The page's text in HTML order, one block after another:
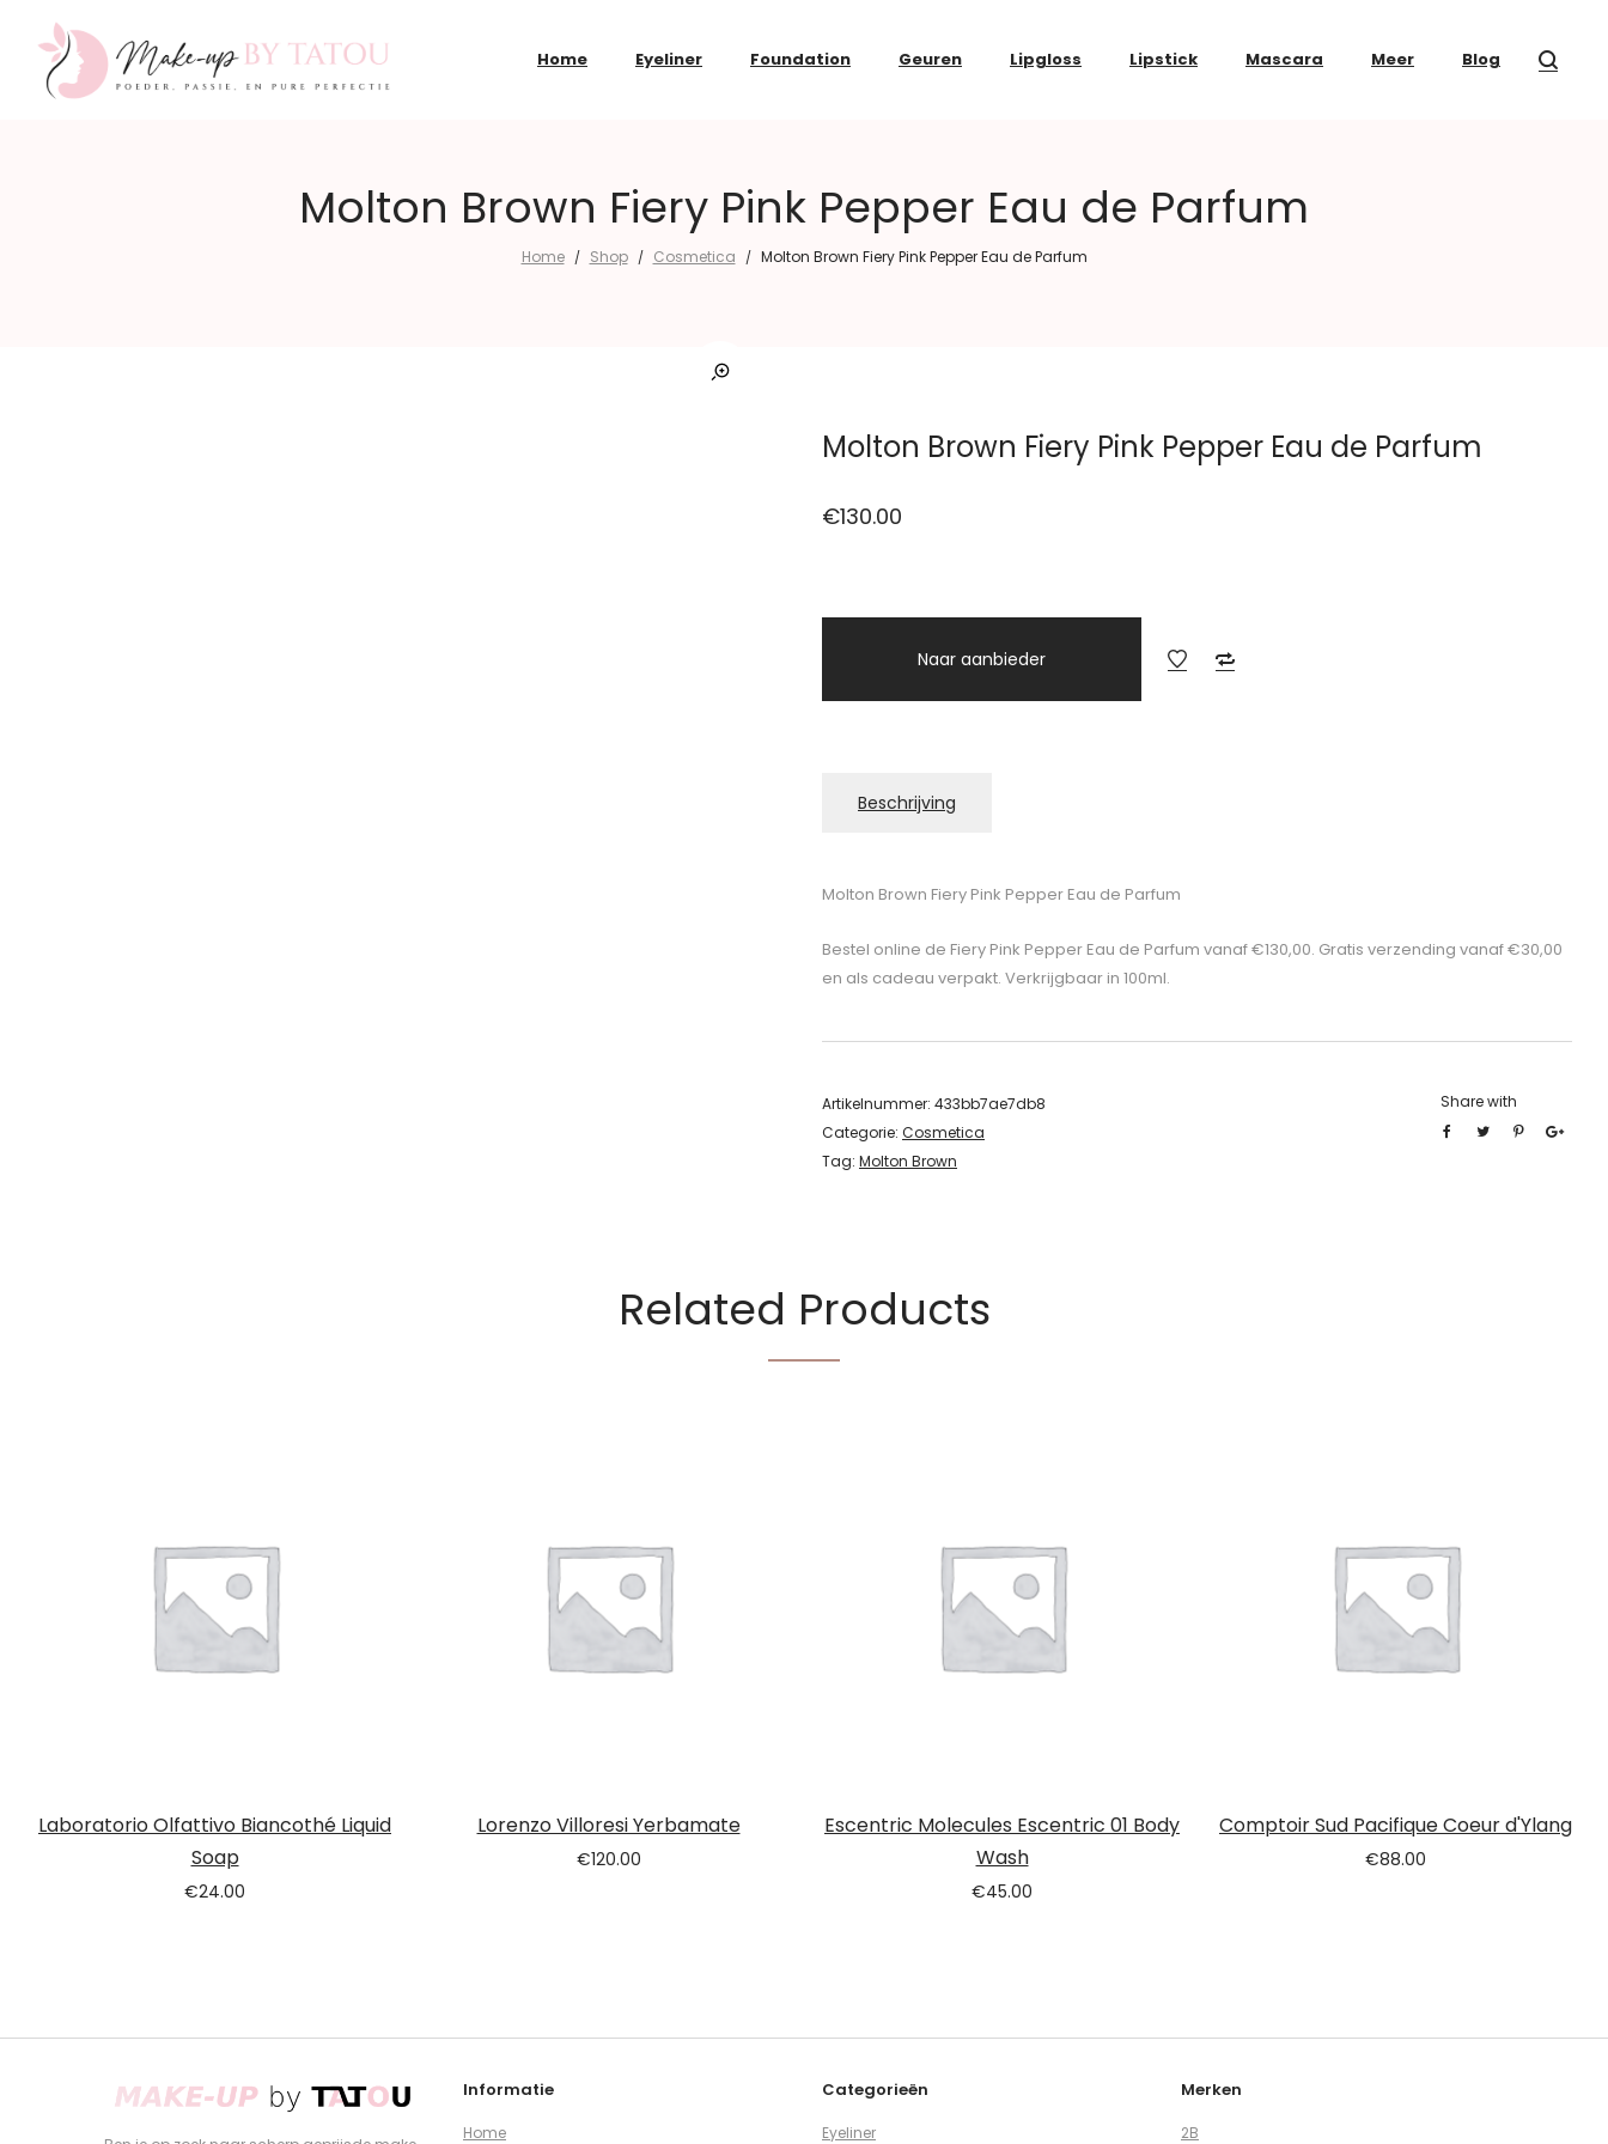
Home Eyeliner Foundation Geuren Lipgloss Lipstick Mascara Meer Blog
Molton Brown Fiery Pink Pepper Eau de Parfum
Home / Shop / Cosmetica / Molton Brown Fiery Pink Pepper Eau de Parfum
Molton Brown Fiery Pink Pepper Eau de Parfum
€130.00
Naar aanbieder
Beschrijving
Molton Brown Fiery Pink Pepper Eau de Parfum
Bestel online de Fiery Pink Pepper Eau de Parfum vanaf €130,00. Gratis verzending vanaf €30,00
en als cadeau verpakt. Verkrijgbaar in 100ml.
Artikelnummer: 433bb7ae7db8
Categorie: Cosmetica
Tag: Molton Brown
Share with
Related Products
Laboratorio Olfattivo Biancothé Liquid
Soap
€24.00
Lorenzo Villoresi Yerbamate
€120.00
Escentric Molecules Escentric 01 Body
Wash
€45.00
Comptoir Sud Pacifique Coeur d'Ylang
€88.00
Informatie
Home
Categorieën
Eyeliner
Merken
2B